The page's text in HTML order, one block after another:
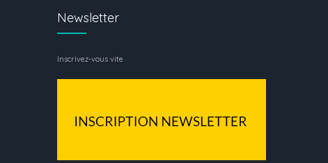
Newsletter
Inscrivez-vous vite